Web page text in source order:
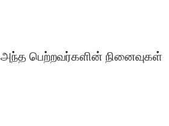
பெற்றவர்களின் நினைவுகள்